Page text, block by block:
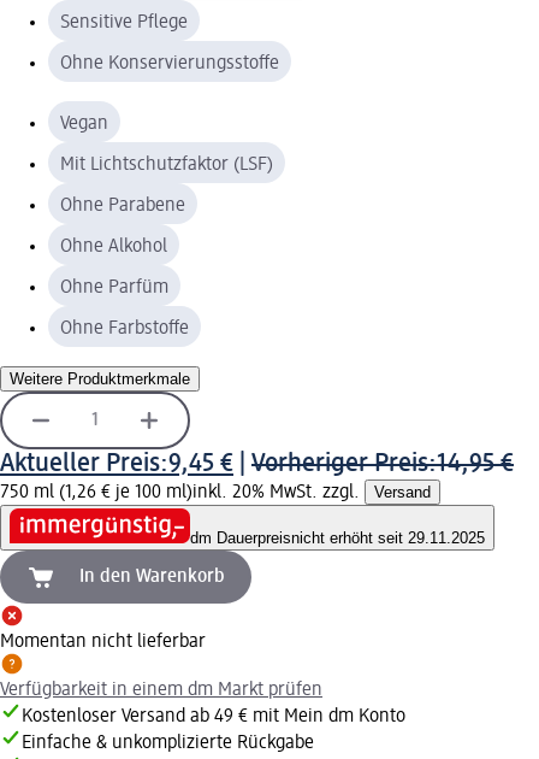
Sensitive Pflege
Ohne Konservierungsstoffe
Vegan
Mit Lichtschutzfaktor (LSF)
Ohne Parabene
Ohne Alkohol
Ohne Parfüm
Ohne Farbstoffe
Weitere Produktmerkmale
Aktueller Preis:9,45 € Vorheriger Preis:14,95 €
750 ml (1,26 € je 100 ml)inkl. 20% MwSt. zzgl. Versand
dm Dauerpreisnicht erhöht seit 29.11.2025
In den Warenkorb
Momentan nicht lieferbar
Verfügbarkeit in einem dm Markt prüfen
Kostenloser Versand ab 49 € mit Mein dm Konto
Einfache & unkomplizierte Rückgabe